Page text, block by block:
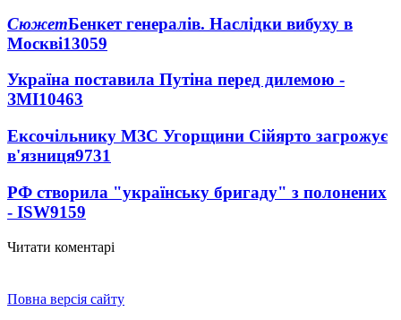
СюжетБенкет генералів. Наслідки вибуху в
Москві13059
Україна поставила Путіна перед дилемою -
ЗМІ10463
Ексочільнику МЗС Угорщини Сійярто загрожує
в'язниця9731
РФ створила "українську бригаду" з полонених
- ISW9159
Читати коментарі
Повна версія сайту